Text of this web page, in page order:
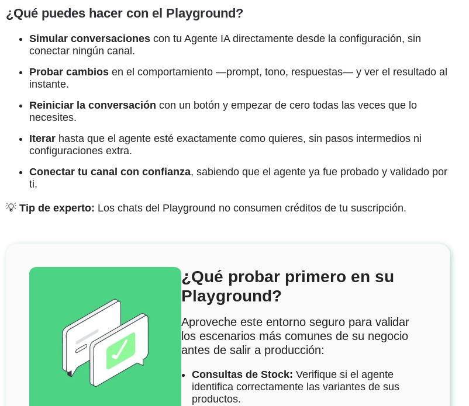
¿Qué puedes hacer con el Playground?
Simular conversaciones con tu Agente IA directamente desde la configuración, sin
conectar ningún canal.
Probar cambios en el comportamiento —prompt, tono, respuestas— y ver el resultado al
instante.
Reiniciar la conversación con un botón y empezar de cero todas las veces que lo
necesites.
Iterar hasta que el agente esté exactamente como quieres, sin pasos intermedios ni
configuraciones extra.
Conectar tu canal con confianza, sabiendo que el agente ya fue probado y validado por
ti.
💡 Tip de experto: Los chats del Playground no consumen créditos de tu suscripción.
¿Qué probar primero en su
Playground?
Aproveche este entorno seguro para validar
los escenarios más comunes de su negocio
antes de salir a producción:
Consultas de Stock: Verifique si el agente
identifica correctamente las variantes de sus
productos.